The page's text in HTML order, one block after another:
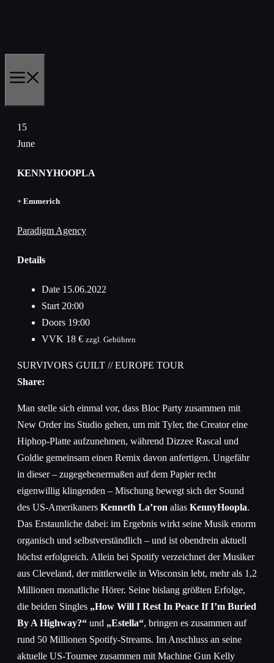
15
June
KENNYHOOPLA
+ Emmerich
Paradigm Agency
Details
Date 15.06.2022
Start 20:00
Doors 19:00
VVK 18 € zzgl. Gebühren
SURVIVORS GUILT // EUROPE TOUR
Share:
Man stelle sich einmal vor, dass Bloc Party zusammen mit
New Order ins Studio gehen, um mit Tyler, the Creator eine
Hiphop-Platte aufzunehmen, während Dizzee Rascal und
Goldie gemeinsam einen Remix davon anfertigen. Ungefähr
in dieser – zugegebenermaßen auf dem Papier recht
eigenwillig klingenden – Mischung bewegt sich der Sound
des US-Amerikaners Kenneth La’ron alias KennyHoopla.
Das Erstaunliche dabei: im Ergebnis wirkt seine Musik enorm
organisch und selbstverständlich – und ist obendrein aktuell
höchst erfolgreich. Allein bei Spotify verzeichnet der Musiker
aus Cleveland, der mittlerweile in Wisconsin lebt, mehr als 1,2
Millionen monatliche Hörer. Seine bislang größten Erfolge,
die beiden Singles „How Will I Rest In Peace If I’m Buried
By A Highway?“ und „Estella“, bringen es zusammen auf
rund 50 Millionen Spotify-Streams. Im Anschluss an seine
aktuelle US-Tournee zusammen mit Machine Gun Kelly